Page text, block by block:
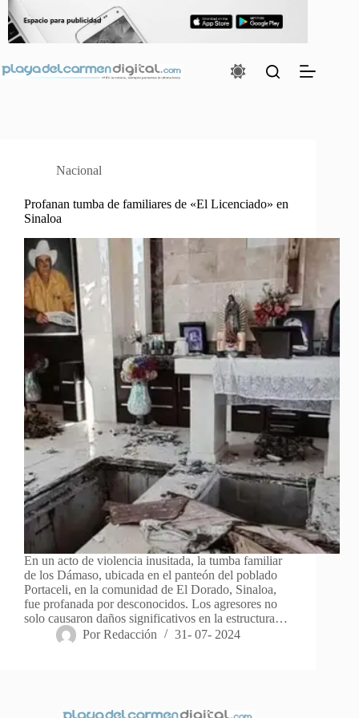
contenido
Nacional
Profanan tumba de familiares de «El Licenciado» en
Sinaloa
En un acto de violencia inusitada, la tumba familiar
de los Dámaso, ubicada en el panteón del poblado
Portaceli, en la comunidad de El Dorado, Sinaloa,
fue profanada por desconocidos. Los agresores no
solo causaron daños significativos en la estructura…
Por Redacción 31- 07- 2024